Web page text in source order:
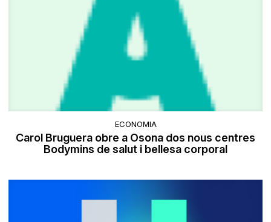
ECONOMIA
Carol Bruguera obre a Osona dos nous centres
Bodymins de salut i bellesa corporal